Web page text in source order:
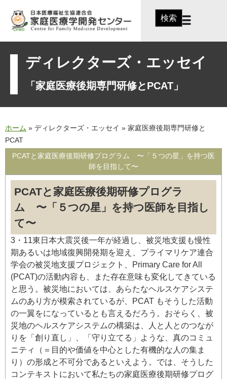
検索
ディレクターズ・エッセイ
「家庭医療後期専門研修とPCAT」
ホーム » ディレクターズ・エッセイ » 家庭医療後期専門研修と
PCAT
PCATと家庭医療後期研修プログラム 〜「５つの星」を持つ医
師を目指して〜
PCATと家庭医療後期研修プログラ
ム 〜「５つの星」を持つ医師を目指し
て〜
3・11東日本大震災後一年が経過し、被災地支援も慢性
期あるいは地域復興開発期を迎え、プライマリケア連合
学会の被災地支援プロジェクト、Primary Care for All
(PCAT)の活動内容も、また存在意味も変化してきている
と思う。被災地においては、あらたなヘルスケアシステ
ムのあり方が模索されているが、PCAT もそうした活動
の一翼をになっているとも言えるだろう。おそらく、被
災地のヘルスケアシステムの構築は、人と人とのつなが
りを「創り直し」、「守り立てる」ような、真のコミュ
ニティ（＝目的や価値を中心とした有機的な人の集ま
り）の形成と不可分であるといえよう。では、そうした
コンテキストにおいて私たちの家庭医療後期研修プログ